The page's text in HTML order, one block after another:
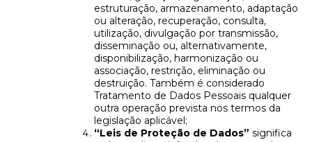
estruturação, armazenamento, adaptação
ou alteração, recuperação, consulta,
utilização, divulgação por transmissão,
disseminação ou, alternativamente,
disponibilização, harmonização ou
associação, restrição, eliminação ou
destruição. Também é considerado
Tratamento de Dados Pessoais qualquer
outra operação prevista nos termos da
legislação aplicável;
“Leis de Proteção de Dados” significa